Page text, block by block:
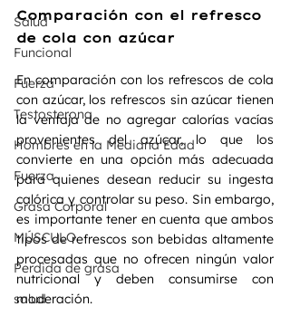
Salud
Funcional
Fuerza
Testosterona
Hombres en la Mediana Edad
Fuerza
Grasa Corporal
MÚSCULO
Perdida de grasa
salud
Comparación con el refresco
de cola con azúcar
En comparación con los refrescos de cola
con azúcar, los refrescos sin azúcar tienen
la ventaja de no agregar calorías vacías
provenientes del azúcar, lo que los
convierte en una opción más adecuada
para quienes desean reducir su ingesta
calórica y controlar su peso. Sin embargo,
es importante tener en cuenta que ambos
tipos de refrescos son bebidas altamente
procesadas que no ofrecen ningún valor
nutricional y deben consumirse con
moderación.